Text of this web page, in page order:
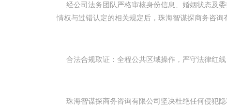
经公司法务团队严格审核身份信息、婚姻状态及
情权与过错认定的相关规定后，珠海智谋探商务咨询
合法合规取证：全程公共区域操作，严守法律红线
珠海智谋探商务咨询有限公司坚决杜绝任何侵犯